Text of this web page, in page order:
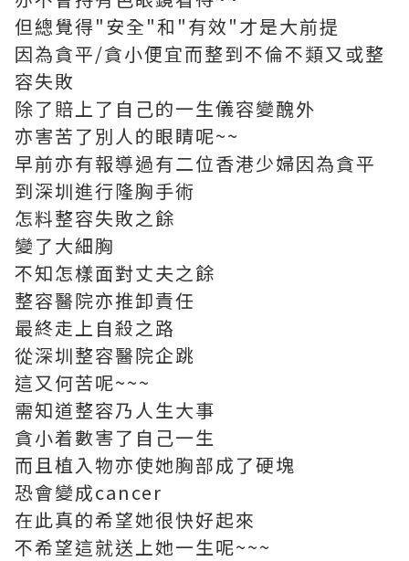
但總覺得"安全"和"有效"才是大前提
因為貪平/貪小便宜而整到不倫不類又或整
容失敗
除了賠上了自己的一生儀容變醜外
亦害苦了別人的眼睛呢~~
早前亦有報導過有二位香港少婦因為貪平
到深圳進行隆胸手術
怎料整容失敗之餘
變了大細胸
不知怎樣面對丈夫之餘
整容醫院亦推卸責任
最終走上自殺之路
從深圳整容醫院企跳
這又何苦呢~~~
需知道整容乃人生大事
貪小着數害了自己一生
而且植入物亦使她胸部成了硬塊
恐會變成cancer
在此真的希望她很快好起來
不希望這就送上她一生呢~~~